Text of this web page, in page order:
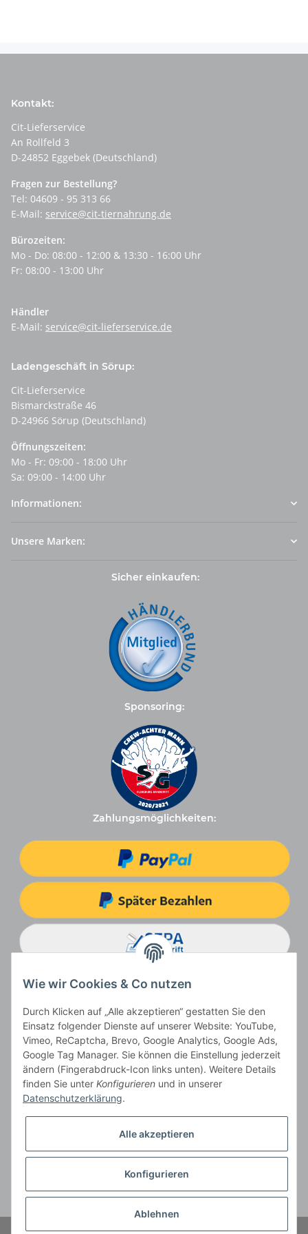
Kontakt:
Cit-Lieferservice
An Rollfeld 3
D-24852 Eggebek (Deutschland)
Fragen zur Bestellung?
Tel: 04609 - 95 313 66
E-Mail: service@cit-tiernahrung.de
Bürozeiten:
Mo - Do: 08:00 - 12:00 & 13:30 - 16:00 Uhr
Fr: 08:00 - 13:00 Uhr
Händler
E-Mail: service@cit-lieferservice.de
Ladengeschäft in Sörup:
Cit-Lieferservice
Bismarckstraße 46
D-24966 Sörup (Deutschland)
Öffnungszeiten:
Mo - Fr: 09:00 - 18:00 Uhr
Sa: 09:00 - 14:00 Uhr
Informationen:
Unsere Marken:
Sicher einkaufen:
Sponsoring:
Zahlungsmöglichkeiten:
Vertrag widerrufen
Der Gesamtpreis ist abhängig vom Mehrwertsteuersatz des Lieferlandes.
** gilt für Lieferungen innerhalb Deutschlands, Lieferbedingungen für andere
Länder entnehmen Sie bitte der SchaltflächeVersandinformationen
Wie wir Cookies & Co nutzen
Durch Klicken auf „Alle akzeptieren“ gestatten Sie den
Einsatz folgender Dienste auf unserer Website: YouTube,
Vimeo, ReCaptcha, Brevo, Google Analytics, Google Ads,
Google Tag Manager. Sie können die Einstellung jederzeit
ändern (Fingerabdruck-Icon links unten). Weitere Details
finden Sie unter Konfigurieren und in unserer
Datenschutzerklärung.
Alle akzeptieren
Konfigurieren
Ablehnen